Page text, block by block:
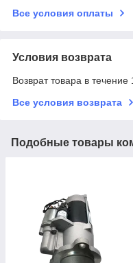
Все условия оплаты
Условия возврата
Возврат товара в
Все условия возврата
Подобные товары